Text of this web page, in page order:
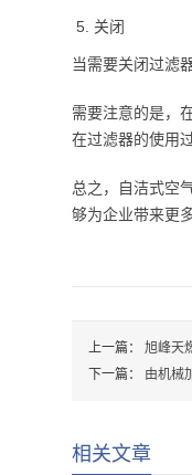
关闭
当需要关闭过滤
需要注意的是，
在过滤器的使用
总之，自洁式空
够为企业带来更
上一篇： 旭峰天
下一篇： 由机械
相关文章